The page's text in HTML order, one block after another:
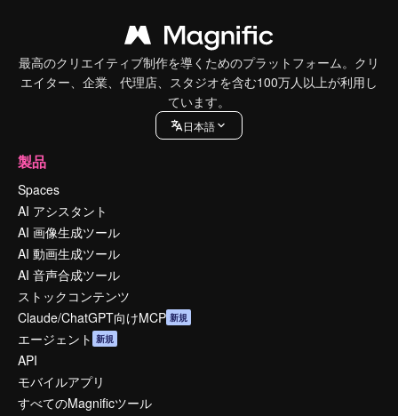
最高のクリエイティブ制作を導くためのプラットフォーム。クリ
エイター、企業、代理店、スタジオを含む100万人以上が利用し
ています。
日本語
製品
Spaces
AI アシスタント
AI 画像生成ツール
AI 動画生成ツール
AI 音声合成ツール
ストックコンテンツ
Claude/ChatGPT向けMCP 新規
エージェント 新規
API
モバイルアプリ
すべてのMagnificツール